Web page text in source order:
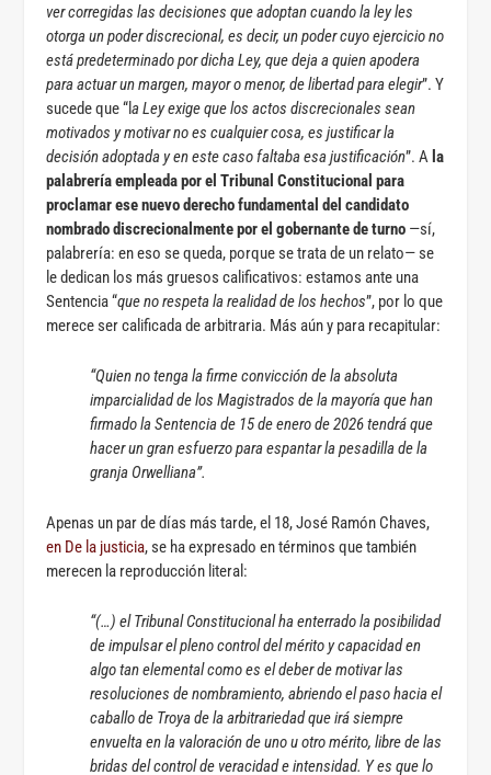
ver corregidas las decisiones que adoptan cuando la ley les
otorga un poder discrecional, es decir, un poder cuyo ejercicio no
está predeterminado por dicha Ley, que deja a quien apodera
para actuar un margen, mayor o menor, de libertad para elegir”. Y
sucede que “la Ley exige que los actos discrecionales sean
motivados y motivar no es cualquier cosa, es justificar la
decisión adoptada y en este caso faltaba esa justificación”. A la
palabrería empleada por el Tribunal Constitucional para
proclamar ese nuevo derecho fundamental del candidato
nombrado discrecionalmente por el gobernante de turno —sí,
palabrería: en eso se queda, porque se trata de un relato— se
le dedican los más gruesos calificativos: estamos ante una
Sentencia “que no respeta la realidad de los hechos”, por lo que
merece ser calificada de arbitraria. Más aún y para recapitular:
“Quien no tenga la firme convicción de la absoluta
imparcialidad de los Magistrados de la mayoría que han
firmado la Sentencia de 15 de enero de 2026 tendrá que
hacer un gran esfuerzo para espantar la pesadilla de la
granja Orwelliana”.
Apenas un par de días más tarde, el 18, José Ramón Chaves,
en De la justicia, se ha expresado en términos que también
merecen la reproducción literal:
“(…) el Tribunal Constitucional ha enterrado la posibilidad
de impulsar el pleno control del mérito y capacidad en
algo tan elemental como es el deber de motivar las
resoluciones de nombramiento, abriendo el paso hacia el
caballo de Troya de la arbitrariedad que irá siempre
envuelta en la valoración de uno u otro mérito, libre de las
bridas del control de veracidad e intensidad. Y es que lo